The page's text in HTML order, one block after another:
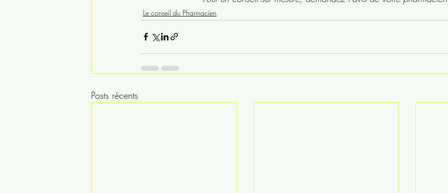
Le conseil du Pharmacien
Posts récents